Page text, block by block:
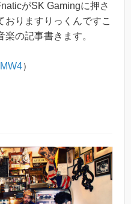
がSK Gamingに押さ
おりますりっくんですこ
の記事書きます。
）